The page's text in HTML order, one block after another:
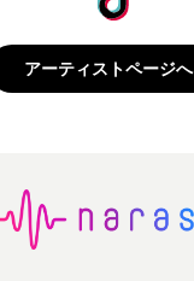
アーティストページへ